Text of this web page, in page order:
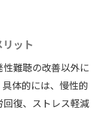
ット
難聴の改善以外に
体的には、慢性的
復、ストレス軽減